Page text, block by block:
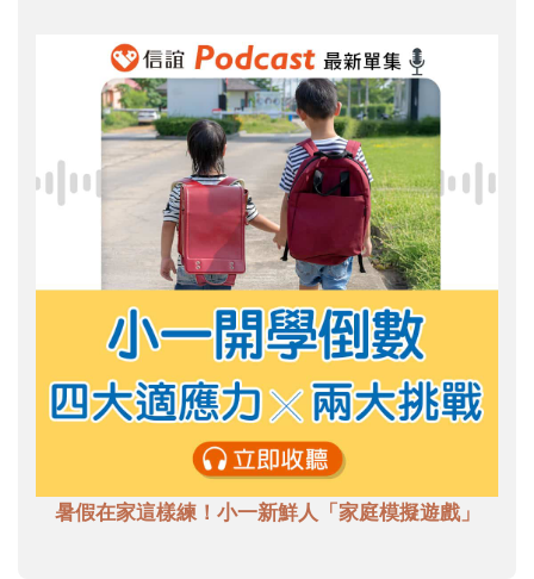
暑假在家這樣練！小一新鮮人「家庭模擬遊戲」